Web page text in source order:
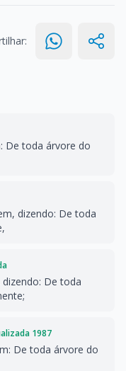
De toda árvore do
dizendo: De toda
De toda
1987
De toda árvore do